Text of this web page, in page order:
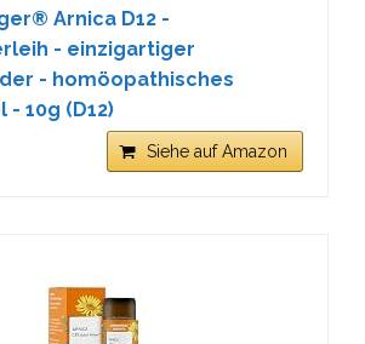
Arnica D12 -
- einzigartiger
- homöopathisches
10g (D12)
Siehe auf Amazon